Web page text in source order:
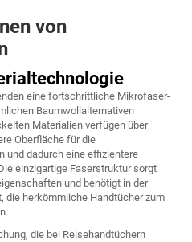
von
eine fortschrittliche Mikrofaser-
Baumwollalternativen
Materialien verfügen über
Oberfläche für die
dadurch eine effizientere
einzigartige Faserstruktur sorgt
und benötigt in der
die herkömmliche Handtücher zum
die bei Reisehandtüchern